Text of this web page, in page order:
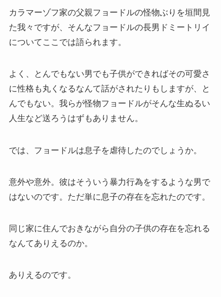
中国仏教と思想・歴史
日本仏教とその歴史
親鸞とドストエフスキー・世界文学
親鸞とドストエフスキー
上巻
連載「『レ・ミゼラブル』を読む」
ドストエフスキー資料データベース
ドストエフスキー作品
カラマーゾフ家の父親フョードルの怪物ぶりを垣間見
た我々ですが、そんなフョードルの長男ドミートリイ
についてここでは語られます。
よく、とんでもない男でも子供ができればその可愛さ
に性格も丸くなるなんて話がされたりもしますが、と
んでもない。我らが怪物フョードルがそんな生ぬるい
人生など送ろうはずもありません。
では、フョードルは息子を虐待したのでしょうか。
意外や意外。彼はそういう暴力行為をするような男で
はないのです。ただ単に息子の存在を忘れたのです。
同じ家に住んでおきながら自分の子供の存在を忘れる
なんてありえるのか。
ありえるのです。